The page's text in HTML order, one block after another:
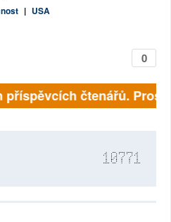
| USA
0
čtenářů.
10771